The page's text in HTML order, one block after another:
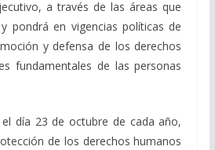
a través de las áreas que
pondrá en vigencias políticas de
y defensa de los derechos
fundamentales de las personas
el día 23 de octubre de cada año,
de los derechos humanos